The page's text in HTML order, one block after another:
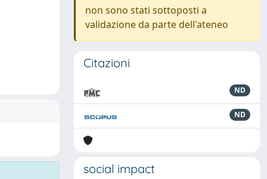
non sono stati sottoposti a
validazione da parte dell'ateneo
Citazioni
ND
ND
social impact